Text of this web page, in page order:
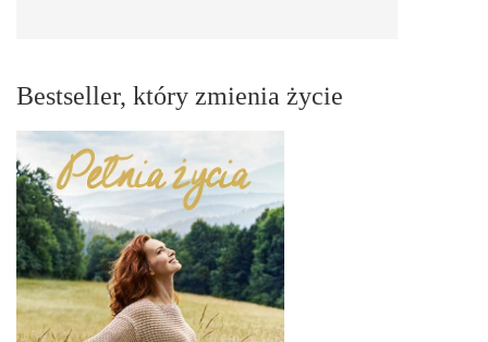
Bestseller, który zmienia życie